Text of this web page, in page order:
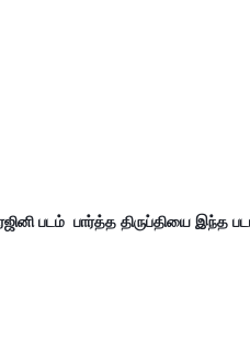
படம்  பார்த்த திருப்தியை இந்த